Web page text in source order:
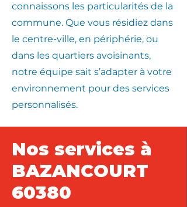
connaissons les particularités de la
commune. Que vous résidiez dans
le centre-ville, en périphérie, ou
dans les quartiers avoisinants,
notre équipe sait s’adapter à votre
environnement pour des services
personnalisés.
Nos services à
BAZANCOURT
60380